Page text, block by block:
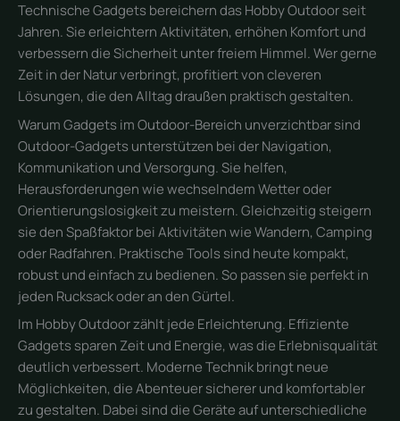
Technische Gadgets bereichern das Hobby Outdoor seit
Jahren. Sie erleichtern Aktivitäten, erhöhen Komfort und
verbessern die Sicherheit unter freiem Himmel. Wer gerne
Zeit in der Natur verbringt, profitiert von cleveren
Lösungen, die den Alltag draußen praktisch gestalten.
Warum Gadgets im Outdoor-Bereich unverzichtbar sind
Outdoor-Gadgets unterstützen bei der Navigation,
Kommunikation und Versorgung. Sie helfen,
Herausforderungen wie wechselndem Wetter oder
Orientierungslosigkeit zu meistern. Gleichzeitig steigern
sie den Spaßfaktor bei Aktivitäten wie Wandern, Camping
oder Radfahren. Praktische Tools sind heute kompakt,
robust und einfach zu bedienen. So passen sie perfekt in
jeden Rucksack oder an den Gürtel.
Im Hobby Outdoor zählt jede Erleichterung. Effiziente
Gadgets sparen Zeit und Energie, was die Erlebnisqualität
deutlich verbessert. Moderne Technik bringt neue
Möglichkeiten, die Abenteuer sicherer und komfortabler
zu gestalten. Dabei sind die Geräte auf unterschiedliche